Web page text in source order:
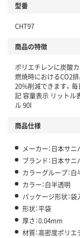
仕組
この商品の環境配慮
アスクル商品環境ス
型番
CHT97
商品の特徴
ポリエチレンに炭酸
燃焼時におけるCO2
20%削減できます。毎
記 容量表示 リットル
ル 90l
商品仕様
メーカー：日本サニ
ブランド：日本サニ
カラーグループ：白
カラー：白半透明
パッケージ形状：袋
形状：平袋
厚さ：0.04mm
材質：高密度ポリエ